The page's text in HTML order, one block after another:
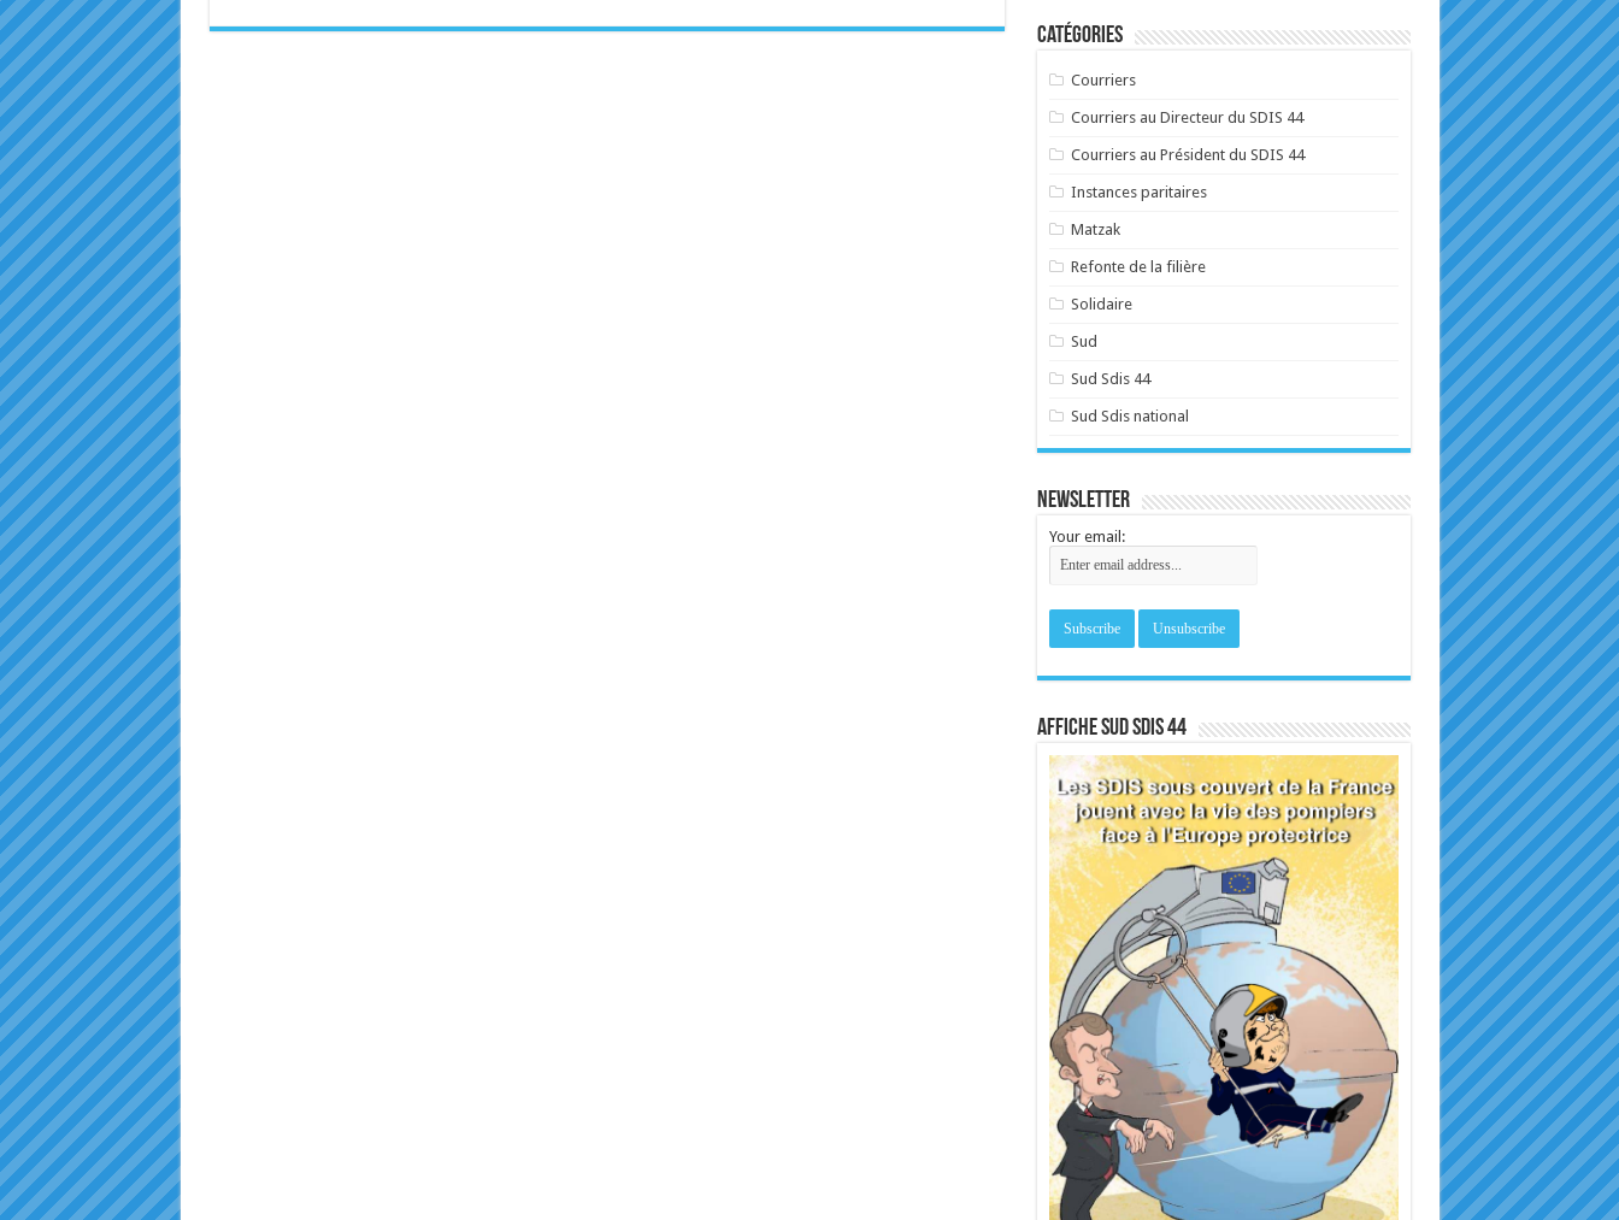
Catégories
Courriers
Courriers au Directeur du SDIS 44
Courriers au Président du SDIS 44
Instances paritaires
Matzak
Refonte de la filière
Solidaire
Sud
Sud Sdis 44
Sud Sdis national
Newsletter
Your email:
Affiche sud SDIS 44